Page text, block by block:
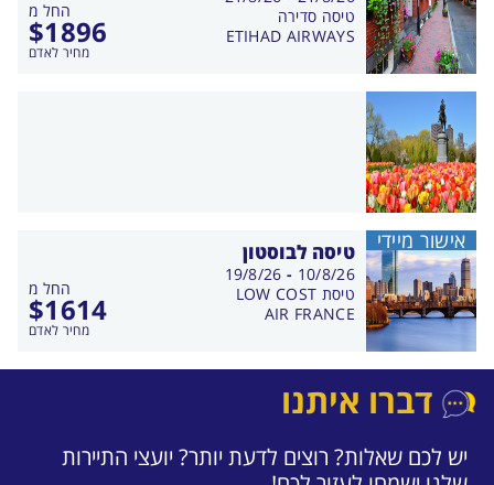
החל מ
$1896
מחיר לאדם
התאריכים,
טיסה סדירה
ETIHAD AIRWAYS
טיסה לבוסטון
החל מ
$1614
מחיר לאדם
בין
התאריכים,
10/8/26
-
19/8/26
טיסת LOW COST
AIR FRANCE
אישור מיידי
דברו איתנו
יש לכם שאלות? רוצים לדעת יותר? יועצי התיירות